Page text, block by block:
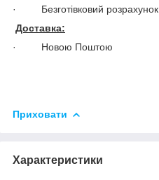
· Безготівковий розрахунок
Доставка:
· Новою Поштою
Приховати
Характеристики